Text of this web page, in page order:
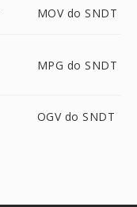
MOV do SNDT
MPG do SNDT
OGV do SNDT